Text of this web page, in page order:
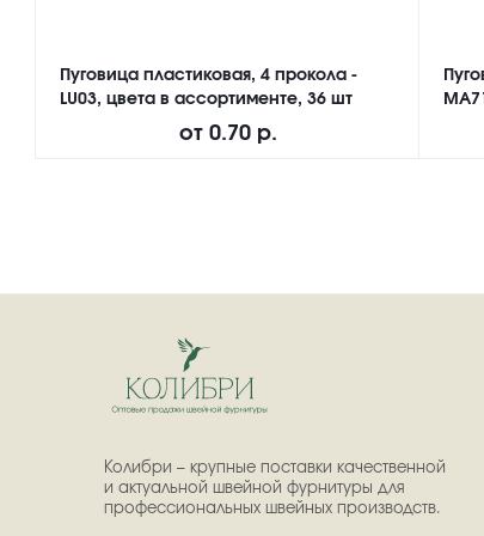
Пуговица пластиковая, 4 прокола -
LU03, цвета в ассортименте, 36 шт
от 0.70 р.
Колибри – крупные поставки качественной
и актуальной швейной фурнитуры для
профессиональных швейных производств.